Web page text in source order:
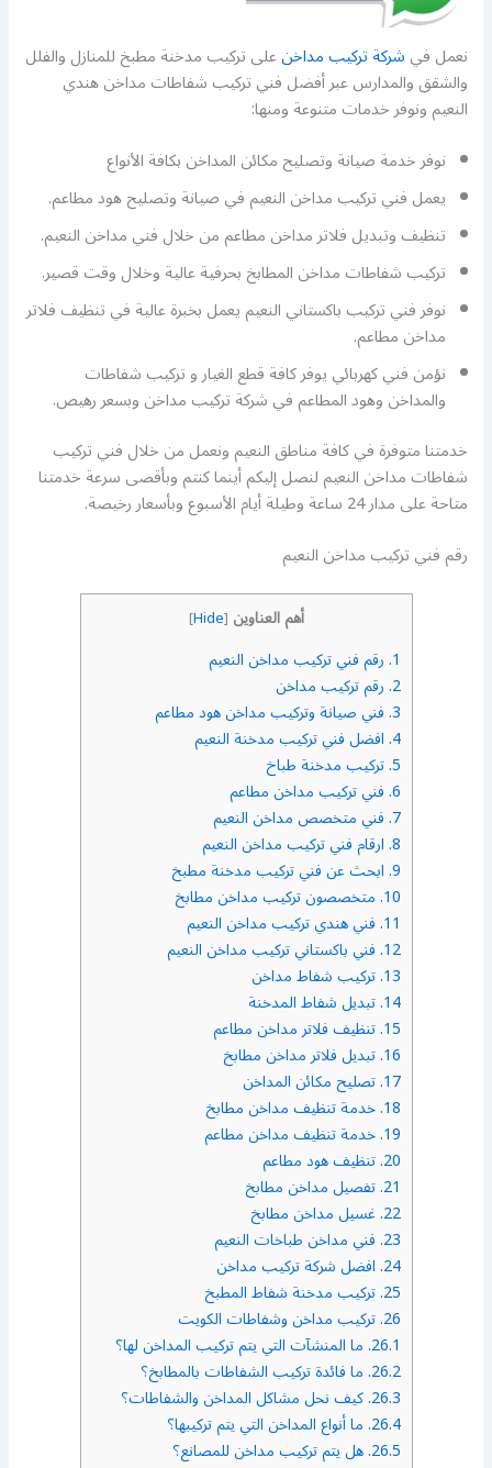
نعمل فيشركة تركيب مداخنعلى تركيب مدخنة مطبخ للمنازل والفلل
والشقق والمدارس عبر أفضل فني تركيب شفاطات مداخن هندي
النعيم ونوفر خدمات متنوعة ومنها:
نوفر خدمة صيانة وتصليح مكائن المداخن بكافة الأنواع
يعمل فني تركيب مداخن النعيم في صيانة وتصليح هود مطاعم.
تنظيف وتبديل فلاتر مداخن مطاعم من خلال فني مداخن النعيم.
تركيب شفاطات مداخن المطابخ بحرفية عالية وخلال وقت قصير.
نوفر فني تركيب باكستاني النعيم يعمل بخبرة عالية في تنظيف فلاتر
مداخن مطاعم.
نؤمن فني كهربائي يوفر كافة قطع الغيار و تركيب شفاطات
والمداخن وهود المطاعم في شركة تركيب مداخن وبسعر رهيص.
خدمتنا متوفرة في كافة مناطق النعيم ونعمل من خلال فني تركيب
شفاطات مداخن النعيم لنصل إليكم أينما كنتم وبأقصى سرعة خدمتنا
متاحة على مدار 24 ساعة وطيلة أيام الأسبوع وبأسعار رخيصة.
رقم فني تركيب مداخن النعيم
أهم العناوين [
Hide
]
1. رقم فني تركيب مداخن النعيم
2. رقم تركيب مداخن
3. فني صيانة وتركيب مداخن هود مطاعم
4. افضل فني تركيب مدخنة النعيم
5. تركيب مدخنة طباخ
6. فني تركيب مداخن مطاعم
7. فني متخصص مداخن النعيم
8. ارقام فني تركيب مداخن النعيم
9. ابحث عن فني تركيب مدخنة مطبخ
10. متخصصون تركيب مداخن مطابخ
11. فني هندي تركيب مداخن النعيم
12. فني باكستاني تركيب مداخن النعيم
13. تركيب شفاط مداخن
14. تبديل شفاط المدخنة
15. تنظيف فلاتر مداخن مطاعم
16. تبديل فلاتر مداخن مطابخ
17. تصليح مكائن المداخن
18. خدمة تنظيف مداخن مطابخ
19. خدمة تنظيف مداخن مطاعم
20. تنظيف هود مطاعم
21. تفصيل مداخن مطابخ
22. غسيل مداخن مطابخ
23. فني مداخن طباخات النعيم
24. افضل شركة تركيب مداخن
25. تركيب مدخنة شفاط المطبخ
26. تركيب مداخن وشفاطات الكويت
26.1. ما المنشآت التي يتم تركيب المداخن لها؟
26.2. ما فائدة تركيب الشفاطات بالمطابخ؟
26.3. كيف نحل مشاكل المداخن والشفاطات؟
26.4. ما أنواع المداخن التي يتم تركيبها؟
26.5. هل يتم تركيب مداخن للمصانع؟